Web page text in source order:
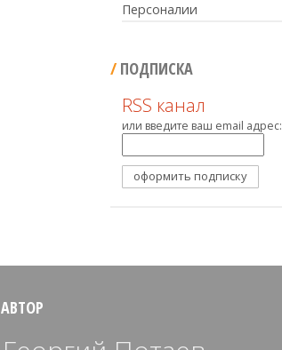
Персоналии
ПОДПИСКА
RSS канал
или введите ваш email адрес:
АВТОР